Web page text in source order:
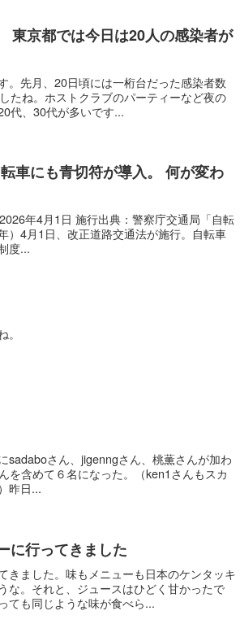
京都では今日は20人の感染者が
。先月、20日頃には一桁台だった感染者数
たね。ホストクラブのパーティーなど夜の
代、30代が多いです...
車にも青切符が導入。 何が変わ
年4月1日 施行出典：警察庁交通局「自転
）4月1日、改正道路交通法が施行。自転車
度...
sadaboさん、jigenngさん、桃薫さんが加わ
を含めて６名になった。（ken1さんもスカ
昨日...
行ってきました
きました。味もメニューも日本のケンタッキ
な。それと、ジュースはひどく甘かったで
ても同じような味が食べら...